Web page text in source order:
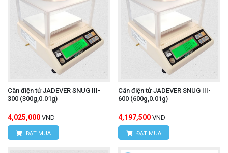
Cân điện tử JADEVER SNUG III-
300 (300g,0.01g)
4,025,000 VND
ĐẶT MUA
Cân điện tử JADEVER SNUG III-
600 (600g,0.01g)
4,197,500 VND
ĐẶT MUA